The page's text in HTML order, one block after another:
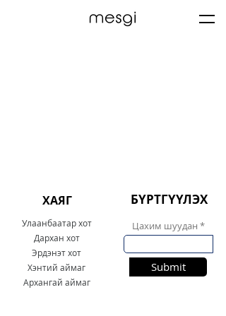
ХАЯГ
Улаанбаатар хот
Дархан хот
Эрдэнэт хот
Хэнтий аймаг
Архангай аймаг
БҮРТГҮҮЛЭХ
Цахим шуудан
Submit